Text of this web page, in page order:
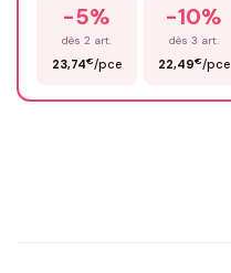
Prénom*
-5%
dès 2 art.
23,74€/pce
-10%
dès 3 art.
22,49€/pce